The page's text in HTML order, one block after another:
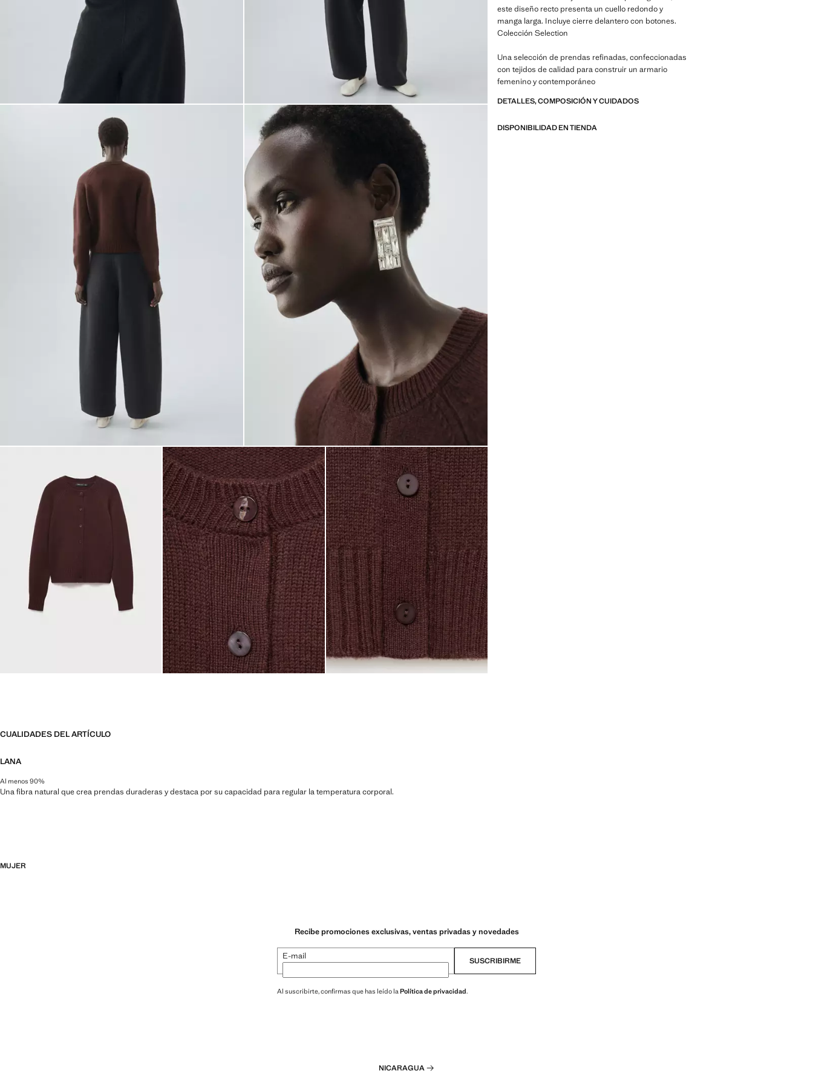
este diseño recto presenta un cuello redondo y
manga larga. Incluye cierre delantero con botones.
Colección Selection
Una selección de prendas refinadas, confeccionadas
con tejidos de calidad para construir un armario
femenino y contemporáneo
DETALLES, COMPOSICIÓN Y CUIDADOS
DISPONIBILIDAD EN TIENDA
CUALIDADES DEL ARTÍCULO
LANA
Al menos 90%
Una fibra natural que crea prendas duraderas y destaca por su capacidad para regular la temperatura corporal.
MUJER
Recibe promociones exclusivas, ventas privadas y novedades
E-mail SUSCRIBIRME
Al suscribirte, confirmas que has leído la Política de privacidad.
NICARAGUA